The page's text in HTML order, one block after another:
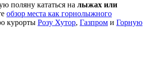
поляну кататься на лыжах или
обзор места как горнолыжного
курорты Розу Хутор, Газпром и Горную